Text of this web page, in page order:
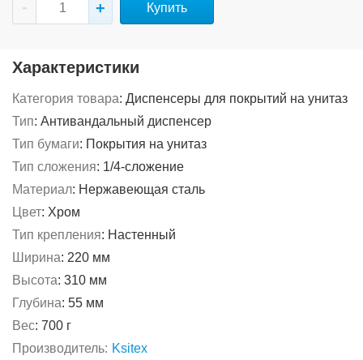
Купить
Характеристики
Категория товара: Диспенсеры для покрытий на унитаз
Тип: Антивандальный диспенсер
Тип бумаги: Покрытия на унитаз
Тип сложения: 1/4-сложение
Материал: Нержавеющая сталь
Цвет: Хром
Тип крепления: Настенный
Ширина: 220 мм
Высота: 310 мм
Глубина: 55 мм
Вес: 700 г
Производитель: Ksitex